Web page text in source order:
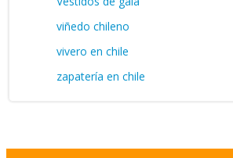
viñedo chileno
vivero en chile
zapatería en chile